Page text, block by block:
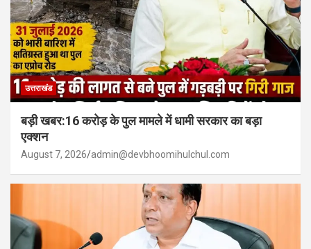
उत्तराखंड
बड़ी खबर:16 करोड़ के पुल मामले में धामी सरकार का बड़ा
एक्शन
August 7, 2026 admin@devbhoomihulchul.com